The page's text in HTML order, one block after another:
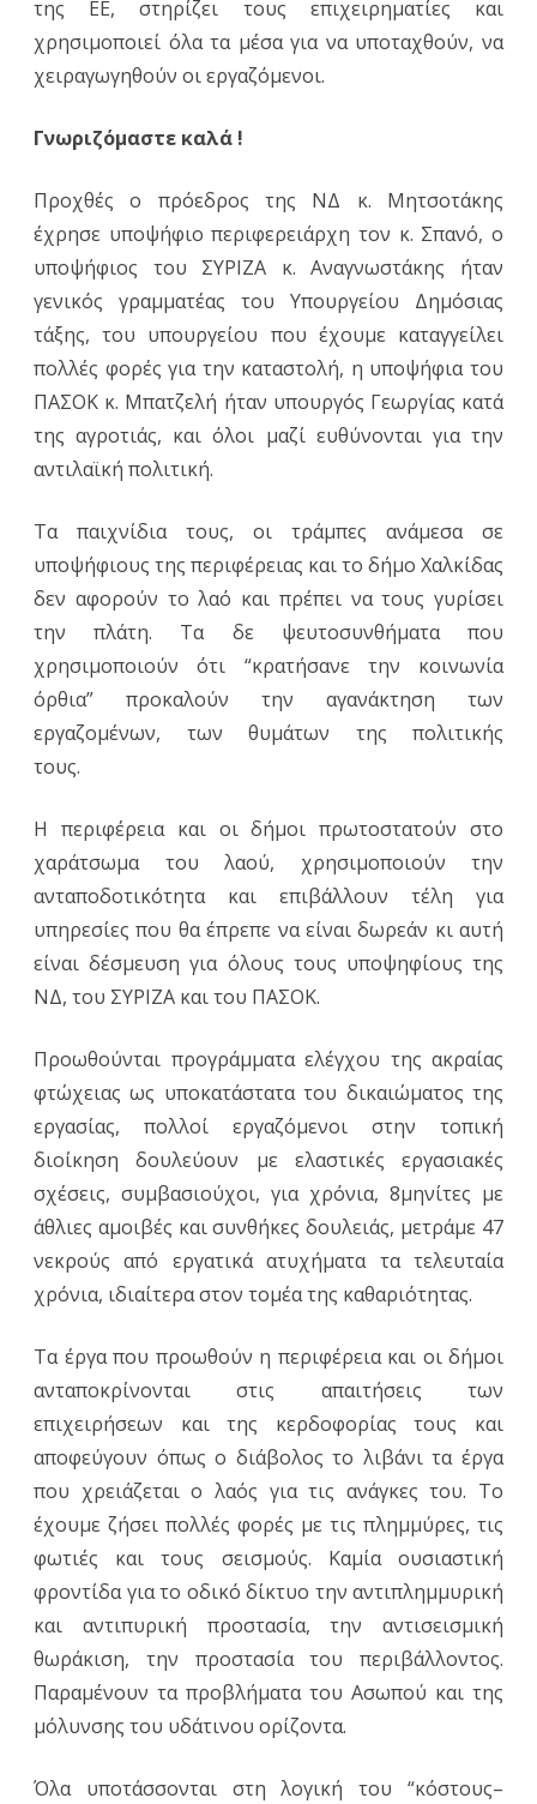
της ΕΕ, στηρίζει τους επιχειρηματίες και
χρησιμοποιεί όλα τα μέσα για να υποταχθούν, να
χειραγωγηθούν οι εργαζόμενοι.
Γνωριζόμαστε καλά !
Προχθές ο πρόεδρος της ΝΔ κ. Μητσοτάκης
έχρησε υποψήφιο περιφερειάρχη τον κ. Σπανό, ο
υποψήφιος του ΣΥΡΙΖΑ κ. Αναγνωστάκης ήταν
γενικός γραμματέας του Υπουργείου Δημόσιας
τάξης, του υπουργείου που έχουμε καταγγείλει
πολλές φορές για την καταστολή, η υποψήφια του
ΠΑΣΟΚ κ. Μπατζελή ήταν υπουργός Γεωργίας κατά
της αγροτιάς, και όλοι μαζί ευθύνονται για την
αντιλαϊκή πολιτική.
Τα παιχνίδια τους, οι τράμπες ανάμεσα σε
υποψήφιους της περιφέρειας και το δήμο Χαλκίδας
δεν αφορούν το λαό και πρέπει να τους γυρίσει
την πλάτη. Τα δε ψευτοσυνθήματα που
χρησιμοποιούν ότι “κρατήσανε την κοινωνία
όρθια” προκαλούν την αγανάκτηση των
εργαζομένων, των θυμάτων της πολιτικής
τους.
Η περιφέρεια και οι δήμοι πρωτοστατούν στο
χαράτσωμα του λαού, χρησιμοποιούν την
ανταποδοτικότητα και επιβάλλουν τέλη για
υπηρεσίες που θα έπρεπε να είναι δωρεάν κι αυτή
είναι δέσμευση για όλους τους υποψηφίους της
ΝΔ, του ΣΥΡΙΖΑ και του ΠΑΣΟΚ.
Προωθούνται προγράμματα ελέγχου της ακραίας
φτώχειας ως υποκατάστατα του δικαιώματος της
εργασίας, πολλοί εργαζόμενοι στην τοπική
διοίκηση δουλεύουν με ελαστικές εργασιακές
σχέσεις, συμβασιούχοι, για χρόνια, 8μηνίτες με
άθλιες αμοιβές και συνθήκες δουλειάς, μετράμε 47
νεκρούς από εργατικά ατυχήματα τα τελευταία
χρόνια, ιδιαίτερα στον τομέα της καθαριότητας.
Τα έργα που προωθούν η περιφέρεια και οι δήμοι
ανταποκρίνονται στις απαιτήσεις των
επιχειρήσεων και της κερδοφορίας τους και
αποφεύγουν όπως ο διάβολος το λιβάνι τα έργα
που χρειάζεται ο λαός για τις ανάγκες του. Το
έχουμε ζήσει πολλές φορές με τις πλημμύρες, τις
φωτιές και τους σεισμούς. Καμία ουσιαστική
φροντίδα για το οδικό δίκτυο την αντιπλημμυρική
και αντιπυρική προστασία, την αντισεισμική
θωράκιση, την προστασία του περιβάλλοντος.
Παραμένουν τα προβλήματα του Ασωπού και της
μόλυνσης του υδάτινου ορίζοντα.
Όλα υποτάσσονται στη λογική του “κόστους–